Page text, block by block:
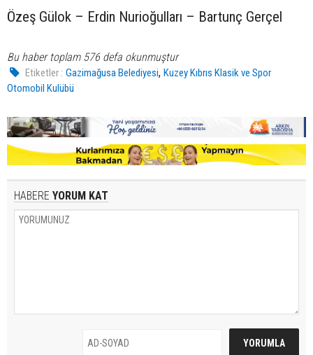
Özeş Gülok – Erdin Nurioğulları – Bartunç Gerçel
Bu haber toplam 576 defa okunmuştur
Etiketler : Gazimağusa Belediyesi,Kuzey Kıbrıs Klasik ve Spor
Otomobil Kulübü
HABERE YORUM KAT